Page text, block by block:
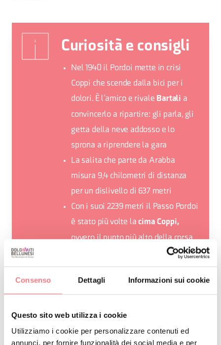
Consenso Dettagli Informazioni sui cookie
Questo sito web utilizza i cookie
Utilizziamo i cookie per personalizzare contenuti ed
annunci, per fornire funzionalità dei social media e per
Curiosità e consigli
Nel 1940 il Pordoi mette in crisi
Coppi che scende dalla bici per i
dolori. È l’amico e rivale Bartali a
convincerlo a ripartire: gli parla, gli
getta della neve addosso e lo
sprona a riprendere la gara
La salita che parte da Arabba
misura 9,4 chilometri di distanza
per un dislivello di 637 metri
Con i suoi 2239 metri il Passo Pordoi
è stato più volte la cima Coppi,
ovvero il punto più alto della corsa
RICHIEDI INFORMAZIONI